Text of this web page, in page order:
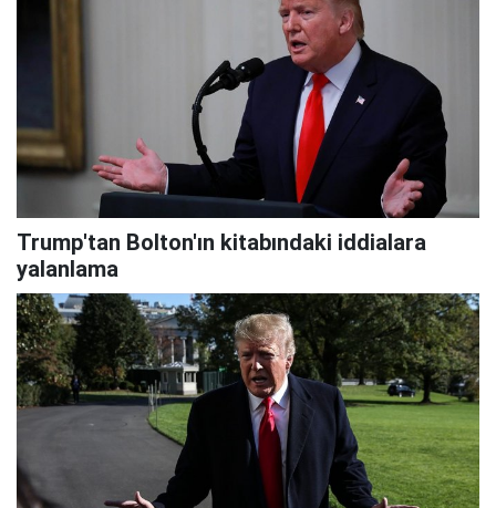
Trump'tan Bolton'ın kitabındaki iddialara
yalanlama